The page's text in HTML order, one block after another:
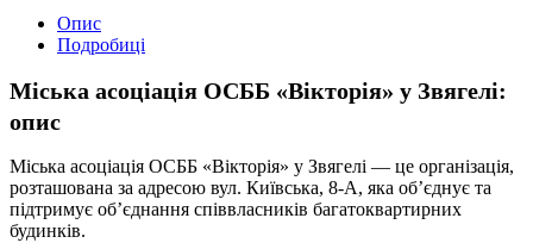
Опис
Подробиці
Міська асоціація ОСББ «Вікторія» у Звягелі:
опис
Міська асоціація ОСББ «Вікторія» у Звягелі — це організація,
розташована за адресою вул. Київська, 8-А, яка об’єднує та
підтримує об’єднання співвласників багатоквартирних
будинків.